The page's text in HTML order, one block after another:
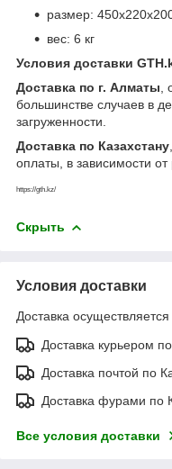
размер:
вес: 6 кг
Условия доставки
Доставка по г. Алматы
большинстве случаев в
загруженности.
Доставка по Казахстану
оплаты, в зависимости от
https://gth.kz/
Скрыть
Условия доставки
Доставка
Доставка курьером
Доставка почтой по
Доставка фурами по
Все условия доставки